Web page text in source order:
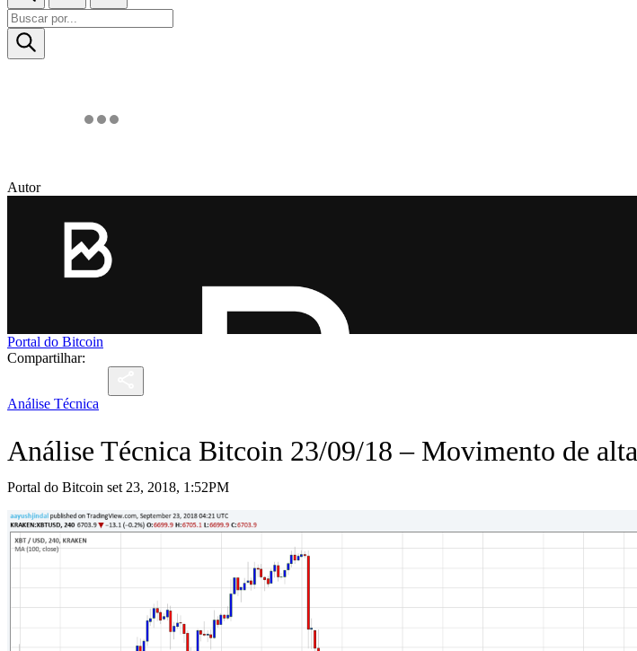
Autor
Portal do Bitcoin
Compartilhar:
Análise Técnica
Análise Técnica Bitcoin 23/09/18 – Movimento de alta
Portal do Bitcoin set 23, 2018, 1:52PM